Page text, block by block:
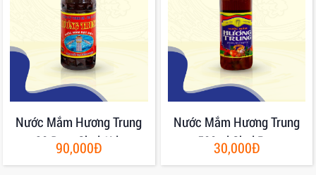
Nước Mắm Hương Trung
30 Đạm Chai 1Lit
90,000Đ
Nước Mắm Hương Trung
500ml Chai Pet
30,000Đ